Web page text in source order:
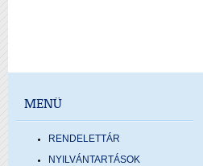
MENÜ
RENDELETTÁR
NYILVÁNTARTÁSOK